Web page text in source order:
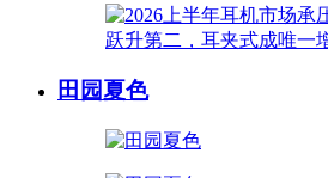
田园夏色